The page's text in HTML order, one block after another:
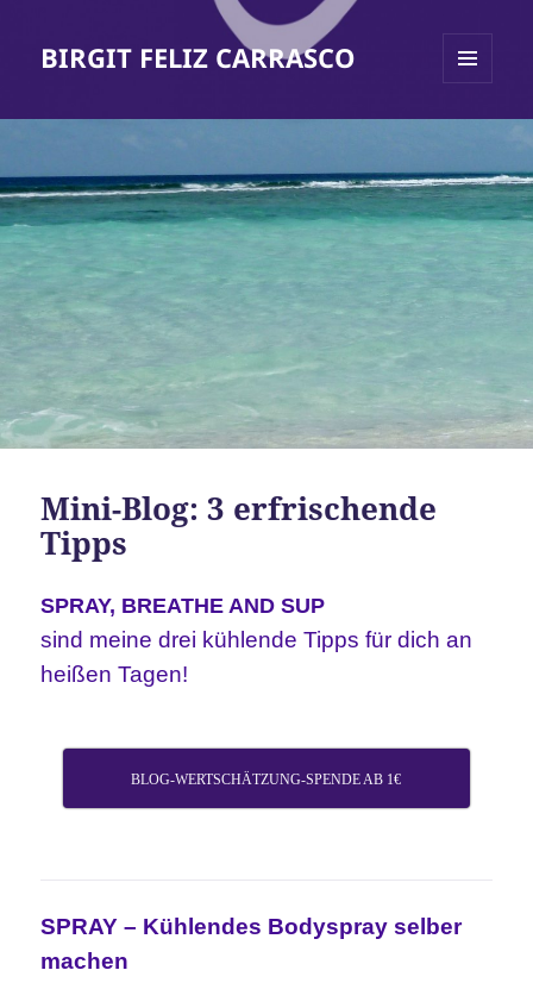
BIRGIT FELIZ CARRASCO
Mini-Blog: 3 erfrischende
Tipps
SPRAY, BREATHE AND SUP
sind meine drei kühlende Tippsfür dich an
heißen Tagen!
BLOG-WERTSCHÄTZUNG-SPENDE AB 1€
SPRAY – Kühlendes Bodyspray selber
machen